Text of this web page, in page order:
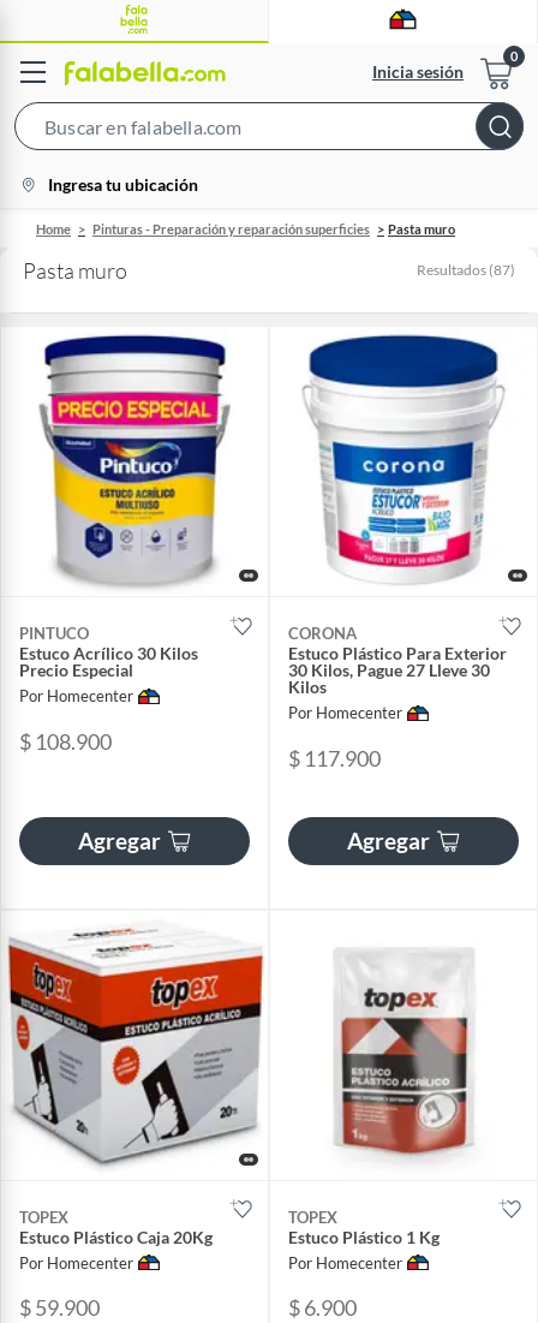
Inicia sesión
Bar
location-
icon
Ingresa tu ubicación
Home Pinturas - Preparación y reparación superficies Pasta muro
Pasta muro Resultados (87)
PINTUCO
Estuco Acrílico 30 Kilos
Precio Especial
Por Homecenter
$ 108.900
Agregar
CORONA
Estuco Plástico Para Exterior
30 Kilos, Pague 27 Lleve 30
Kilos
Por Homecenter
$ 117.900
Agregar
TOPEX
Estuco Plástico Caja 20Kg
Por Homecenter
$ 59.900
TOPEX
Estuco Plástico 1 Kg
Por Homecenter
$ 6.900